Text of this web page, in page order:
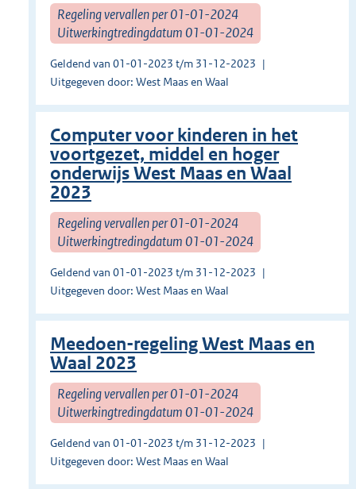
Regeling vervallen per 01-01-2024
Uitwerkingtredingdatum 01-01-2024
Geldend van 01-01-2023 t/m 31-12-2023
Uitgegeven door: West Maas en Waal
Computer voor kinderen in het
voortgezet, middel en hoger
onderwijs West Maas en Waal
2023
Regeling vervallen per 01-01-2024
Uitwerkingtredingdatum 01-01-2024
Geldend van 01-01-2023 t/m 31-12-2023
Uitgegeven door: West Maas en Waal
Meedoen-regeling West Maas en
Waal 2023
Regeling vervallen per 01-01-2024
Uitwerkingtredingdatum 01-01-2024
Geldend van 01-01-2023 t/m 31-12-2023
Uitgegeven door: West Maas en Waal